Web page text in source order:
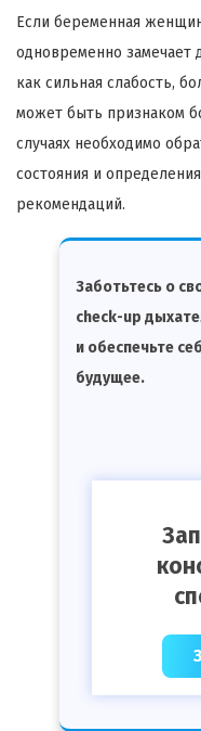
Если беременная
одновременно замечает
как сильная слабость,
может быть признаком
случаях необходимо
состояния и
рекомендаций.
Заботьтесь о
check-up
и обеспечьте
будущее.